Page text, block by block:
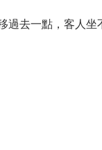
過去一點，客人坐